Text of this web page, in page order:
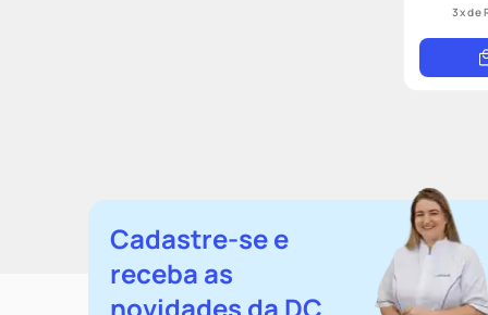
3x de
Cadastre-se e
receba as